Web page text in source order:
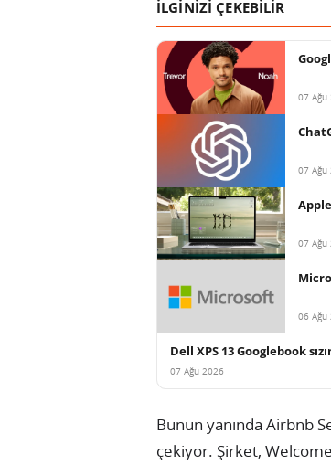
İLGİNİZİ ÇEKEBİLİR
07 Ağu
07 Ağu
07 Ağu
06 Ağu
Dell XPS 13 Googlebook
07 Ağu 2026
Bunun yanında Airbnb
çekiyor. Şirket,